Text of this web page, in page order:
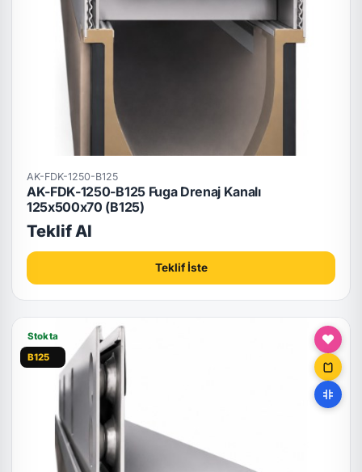
AK-FDK-1250-B125
AK-FDK-1250-B125 Fuga Drenaj Kanalı
125x500x70 (B125)
Teklif Al
Teklif İste
Stokta
B125